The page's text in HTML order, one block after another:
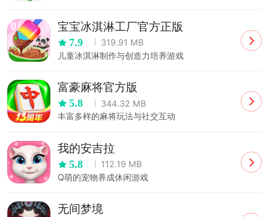
宝宝冰淇淋工厂官方正版
7.9
319.91 MB
儿童冰淇淋制作与创造力培养游戏
富豪麻将官方版
5.8
344.32 MB
丰富多样的麻将玩法与社交互动
我的安吉拉
5.8
112.19 MB
Q萌的宠物养成休闲游戏
无间梦境